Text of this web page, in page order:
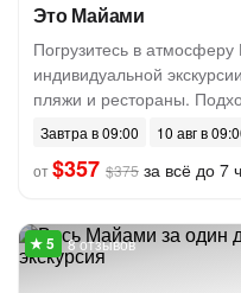
Это Майами
Погрузитесь в
индивидуальной
пляжи и рестораны.
Завтра в 09:00
10 авг в
от$357 $375 за всё до 7
8 отзывов